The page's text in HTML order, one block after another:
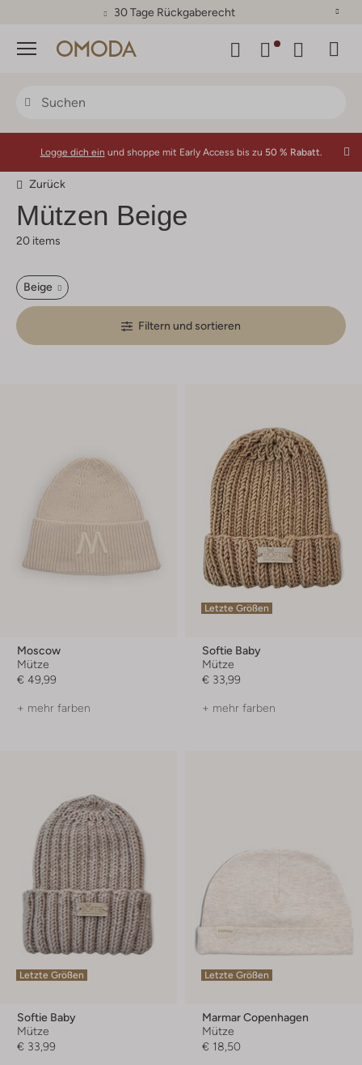
30 Tage Rückgaberecht
Menü
Logge dich ein und shoppe mit Early Access bis zu 50 % Rabatt.
Zurück
Mützen Beige
20 items
Beige
Filtern und sortieren
Moscow
Mütze
€ 49,99
+ mehr farben
Letzte Größen
Softie Baby
Mütze
€ 33,99
+ mehr farben
Letzte Größen
Softie Baby
Mütze
€ 33,99
Letzte Größen
Marmar Copenhagen
Mütze
€ 18,50